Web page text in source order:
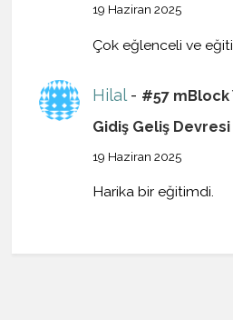
19 Haziran 2025
Çok eğlenceli ve
Hilal- #57 mBlock
Gidiş Geliş Devresi
19 Haziran 2025
Harika bir eğitimdi.